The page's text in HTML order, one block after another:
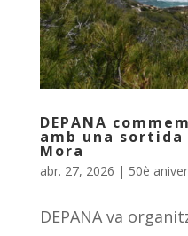
DEPANA
amb una
Mora
abr. 27, 2026 | 50è
DEPANA va